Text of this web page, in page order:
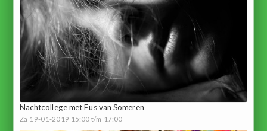
Nachtcollege met Eus van Someren
Za 19-01-2019 15:00 t/m 17:00